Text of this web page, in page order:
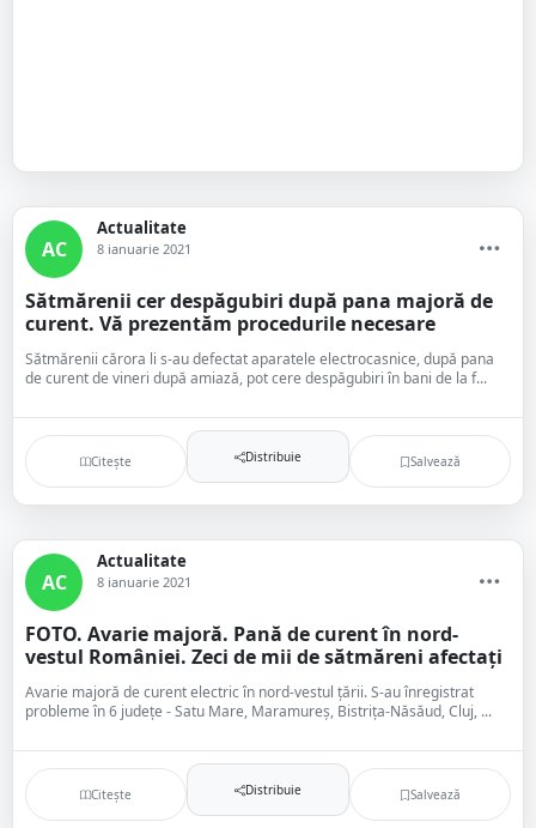
AC
Actualitate
8 ianuarie 2021
Sătmărenii cer despăgubiri după pana majoră de
curent. Vă prezentăm procedurile necesare
Sătmărenii cărora li s-au defectat aparatele electrocasnice, după pana
de curent de vineri după amiază, pot cere despăgubiri în bani de la f...
Citește Distribuie Salvează
AC
Actualitate
8 ianuarie 2021
FOTO. Avarie majoră. Pană de curent în nord-
vestul României. Zeci de mii de sătmăreni afectați
Avarie majoră de curent electric în nord-vestul țării. S-au înregistrat
probleme în 6 județe - Satu Mare, Maramureș, Bistrița-Năsăud, Cluj, ...
Citește Distribuie Salvează